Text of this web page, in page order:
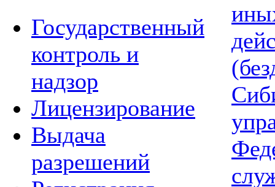
Государственный
контроль и
надзор
Лицензирование
Выдача
разрешений